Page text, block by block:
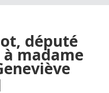
député
madame